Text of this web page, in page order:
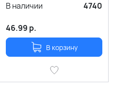
В наличии
4740
46.99 р.
В корзину